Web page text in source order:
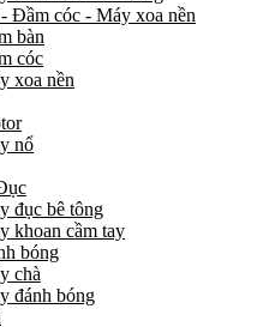
Đầm cóc - Máy xoa nền
bàn
cóc
xoa nền
nổ
đục bê tông
khoan cầm tay
bóng
chà
đánh bóng